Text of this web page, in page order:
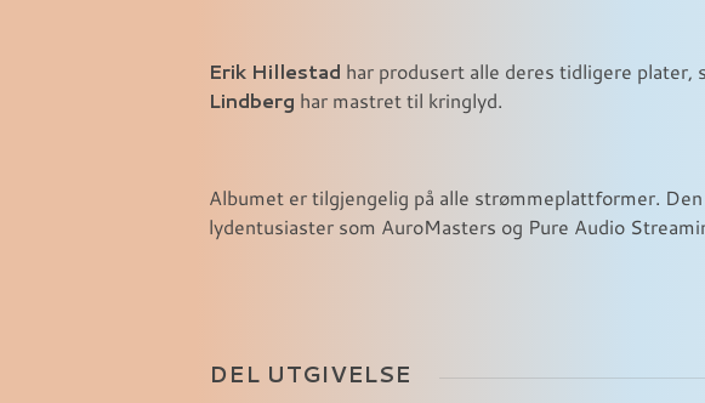
Erik Hillestad har produsert alle deres tidligere plater,
Lindberg har mastret til kringlyd.
Albumet er tilgjengelig på alle strømmeplattformer.
lydentusiaster som AuroMasters og Pure Audio
DEL UTGIVELSE